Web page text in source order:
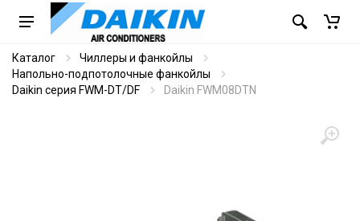
Каталог
Чиллеры и фанкойлы
Напольно-подпотолочные фанкойлы
Daikin серия FWM-DT/DF
Daikin FWM08DTN